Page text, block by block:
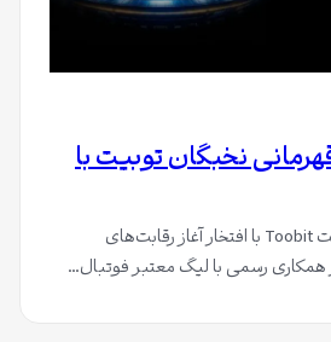
نخبگان توبیت با
صرافی بین‌المللی توبیت Toobit با افتخار آغاز رقابت‌های
همکاری رسمی با لیگ معتبر فوتبال…